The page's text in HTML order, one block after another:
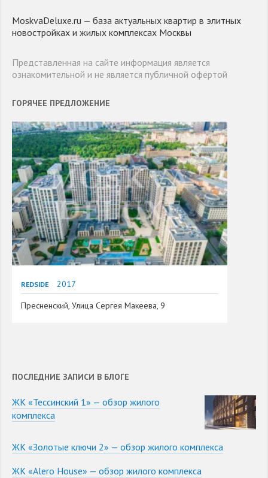
MoskvaDeluxe.ru — база актуальных квартир в элитных
новостройках и жилых комплексах Москвы
Представленная на сайте информация является
ознакомительной и не является публичной офертой
ГОРЯЧЕЕ ПРЕДЛОЖЕНИЕ
REDSIDE
2017
Пресненский, Улица Сергея Макеева, 9
ПОСЛЕДНИЕ ЗАПИСИ В БЛОГЕ
ЖК «Тессинский 1» — обзор жилого
комплекса
ЖК «Золотые ключи 2» — обзор жилого комплекса
ЖК «Alero House» — обзор жилого комплекса